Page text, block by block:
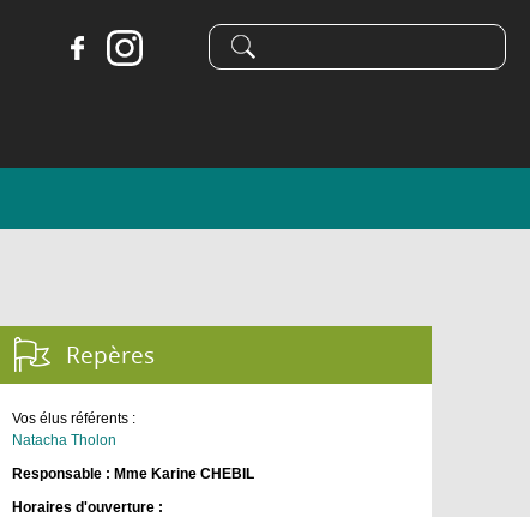
Formulaire
de
Repères :
Vos élus référents :
Natacha Tholon
Responsable : Mme Karine CHEBIL
Horaires d'ouverture :